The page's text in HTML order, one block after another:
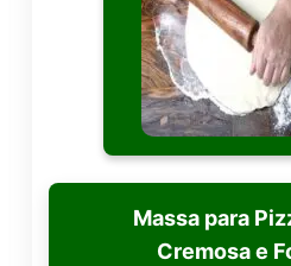
Massa para
Cremosa e